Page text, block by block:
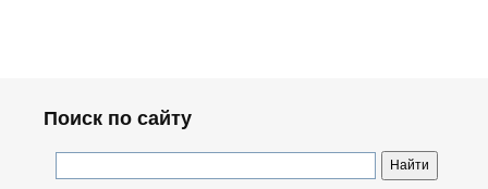
Поиск по сайту